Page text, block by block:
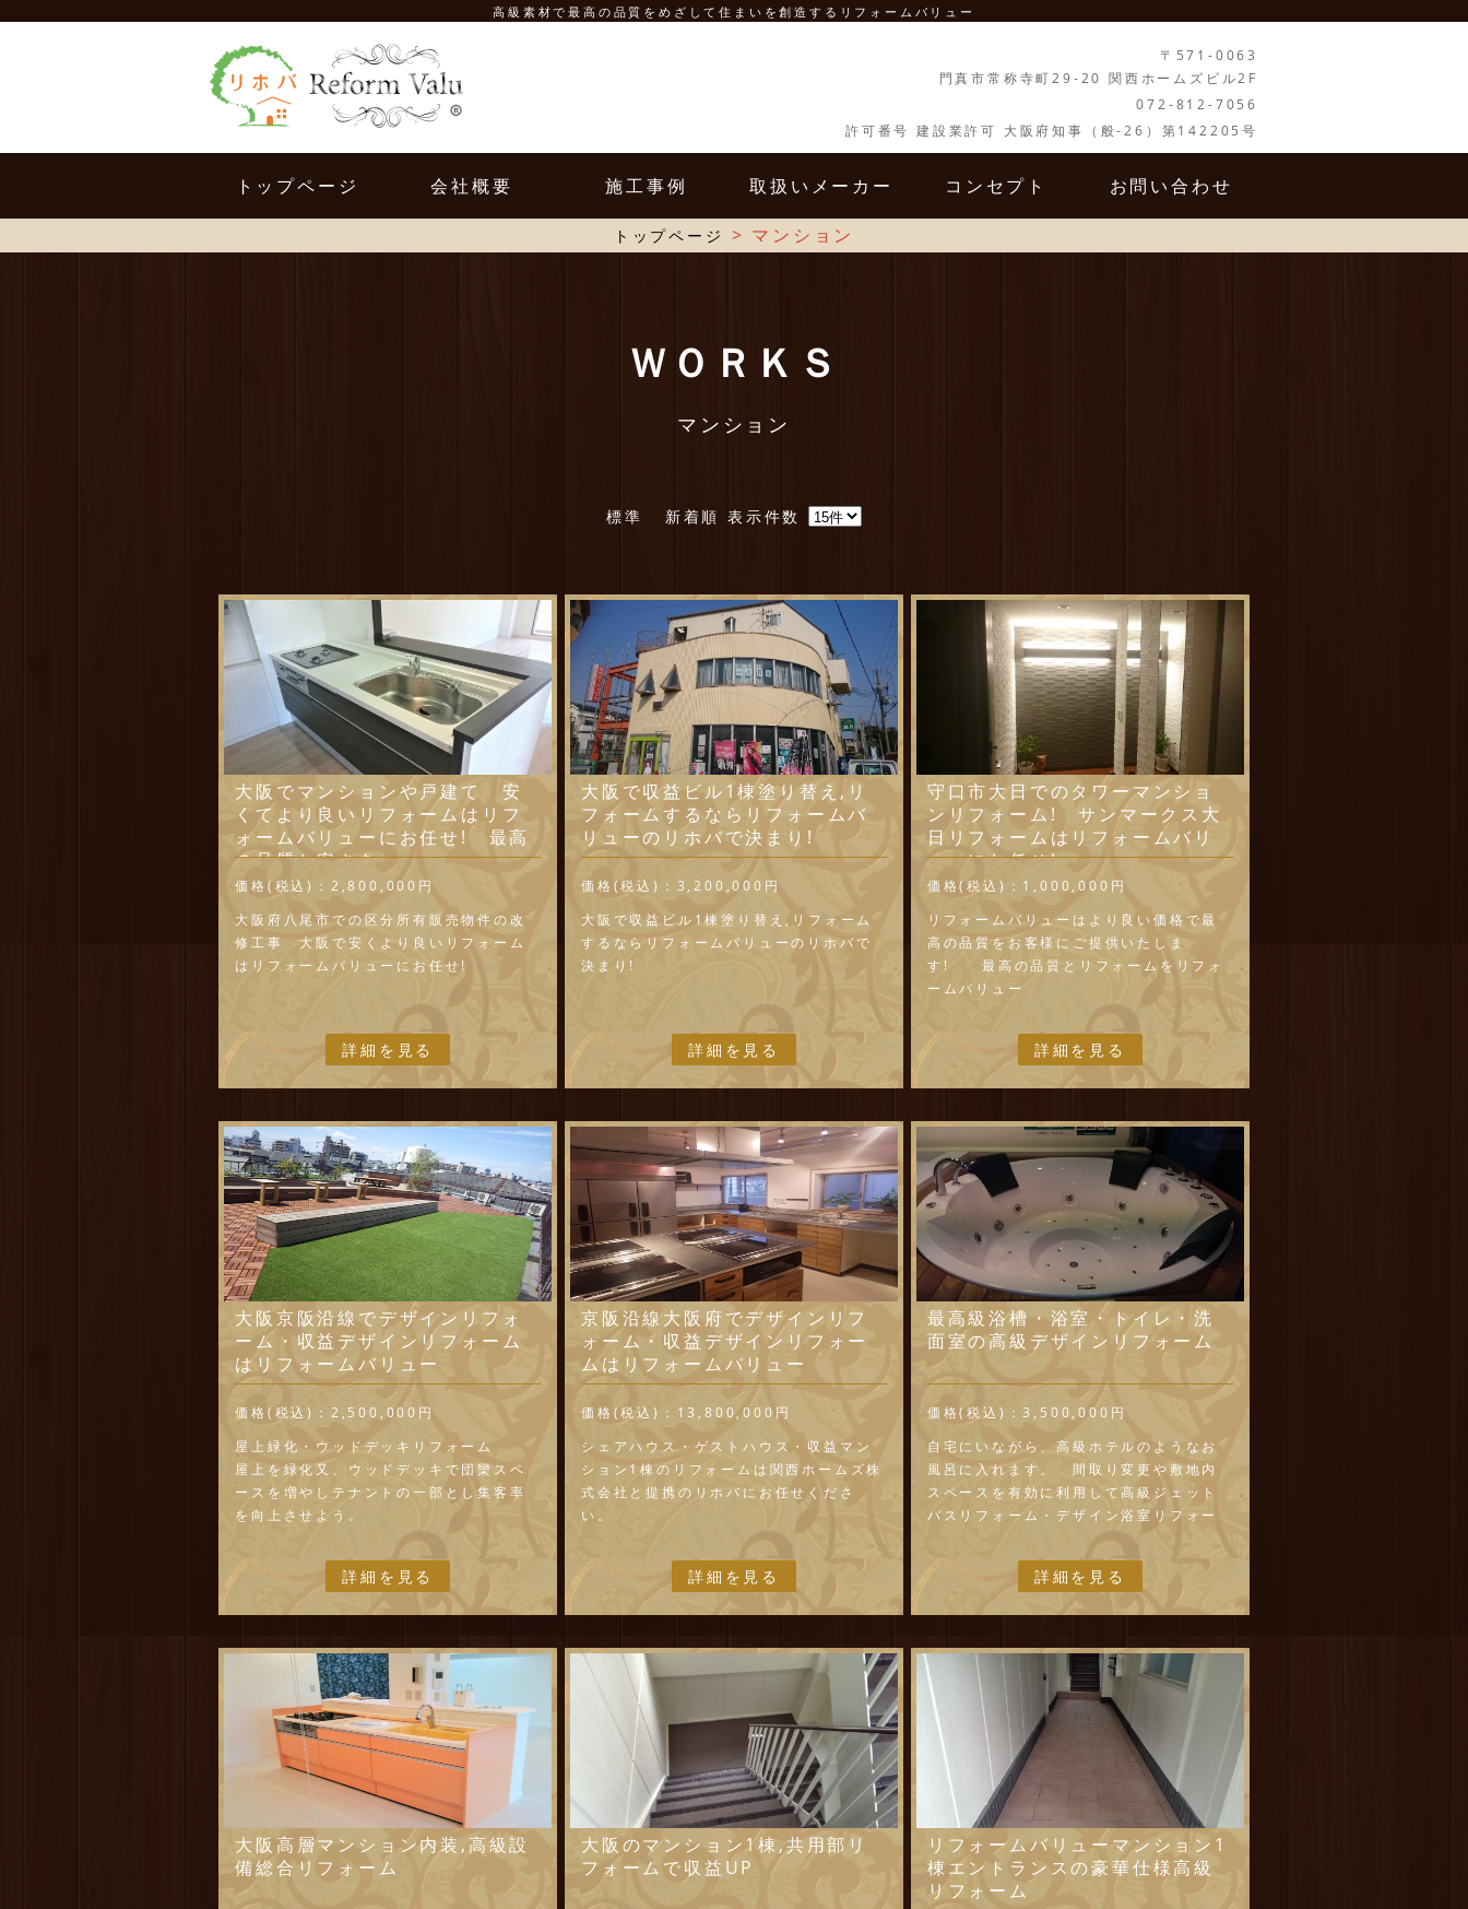
高級素材で最高の品質をめざして住まいを創造するリフォームバリュー
〒571-0063
門真市常称寺町29-20 関西ホームズビル2F
072-812-7056
許可番号 建設業許可 大阪府知事（般-26）第142205号
トップページ
会社概要
施工事例
取扱いメーカー
コンセプト
お問い合わせ
トップページ > マンション
ＷＯＲＫＳ
マンション
標準 新着順 表示件数
大阪でマンションや戸建て 安
くてより良いリフォームはリフ
ォームバリューにお任せ! 最高
の品質と安さを
価格(税込)： 2,800,000円
大阪府八尾市での区分所有販売物件の改
修工事 大阪で安くより良いリフォーム
はリフォームバリューにお任せ!
詳細を見る
大阪で収益ビル1棟塗り替え,リ
フォームするならリフォームバ
リューのリホバで決まり!
価格(税込)： 3,200,000円
大阪で収益ビル1棟塗り替え,リフォーム
するならリフォームバリューのリホバで
決まり!
詳細を見る
守口市大日でのタワーマンショ
ンリフォーム! サンマークス大
日リフォームはリフォームバリ
ューにお任せ!
価格(税込)： 1,000,000円
リフォームバリューはより良い価格で最
高の品質をお客様にご提供いたしま
す! 最高の品質とリフォームをリフォ
ームバリュー
詳細を見る
大阪京阪沿線でデザインリフォ
ーム・収益デザインリフォーム
はリフォームバリュー
価格(税込)： 2,500,000円
屋上緑化・ウッドデッキリフォーム
屋上を緑化又、ウッドデッキで団欒スペ
ースを増やしテナントの一部とし集客率
を向上させよう。
詳細を見る
京阪沿線大阪府でデザインリフ
ォーム・収益デザインリフォー
ムはリフォームバリュー
価格(税込)： 13,800,000円
シェアハウス・ゲストハウス・収益マン
ション1棟のリフォームは関西ホームズ株
式会社と提携のリホバにお任せくださ
い。
詳細を見る
最高級浴槽・浴室・トイレ・洗
面室の高級デザインリフォーム
価格(税込)：3,500,000円
自宅にいながら、高級ホテルのようなお
風呂に入れます。 間取り変更や敷地内
スペースを有効に利用して高級ジェット
バスリフォーム・デザイン浴室リフォー
詳細を見る
大阪高層マンション内装,高級設
備総合リフォーム
大阪のマンション1棟,共用部リ
フォームで収益UP
リフォームバリューマンション1
棟エントランスの豪華仕様高級
リフォーム